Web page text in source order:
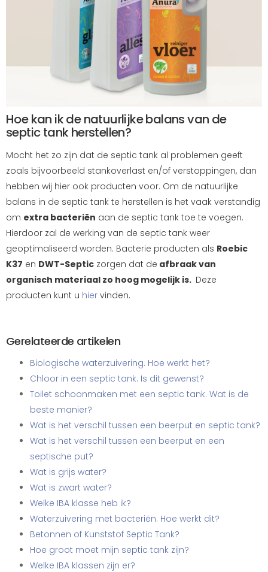
Hoe kan ik de natuurlijke balans van de
septic tank herstellen?
Mocht het zo zijn dat de septic tank al problemen geeft
zoals bijvoorbeeld stankoverlast en/of verstoppingen, dan
hebben wij hier ook producten voor. Om de natuurlijke
balans in de septic tank te herstellen is het vaak verstandig
om extra bacteriën aan de septic tank toe te voegen.
Hierdoor zal de werking van de septic tank weer
geoptimaliseerd worden. Bacterie producten als Roebic
K37 en DWT-Septic zorgen dat de afbraak van
organisch materiaal zo hoog mogelijk is. Deze
producten kunt u hier vinden.
Gerelateerde artikelen
Biologische waterzuivering. Hoe werkt het?
Chloor in een septic tank. Is dit gewenst?
Toilet schoonmaken met een septic tank. Wat is de
beste manier?
Wat is het verschil tussen een beerput en septic tank?
Wat is het verschil tussen een beerput en een
septische put?
Wat is grijs water?
Wat is zwart water?
Welke IBA klasse heb ik?
Waterzuivering met bacteriën. Hoe werkt dit?
Betonnen of Kunststof Septic Tank?
Hoe groot moet mijn septic tank zijn?
Welke IBA klassen zijn er?